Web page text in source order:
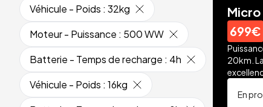
Véhicule - Poids : 32kg
Moteur - Puissance : 500 WW
Batterie - Temps de recharge : 4h
Véhicule - Poids : 16kg
Micro
699€
20km.
En